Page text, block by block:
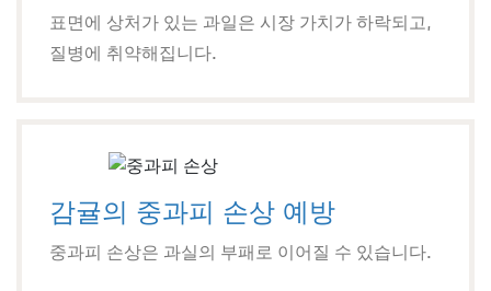
표면에 상처가 있는 과일은 시장 가치가 하락되고,
질병에 취약해집니다.
감귤의 중과피 손상 예방
중과피 손상은 과실의 부패로 이어질 수 있습니다.